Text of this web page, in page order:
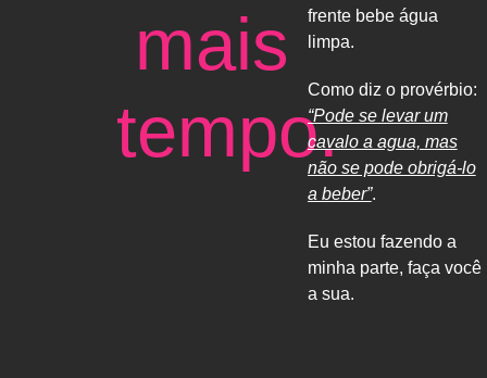
mais
tempo.
frente bebe água
limpa.
Como diz o provérbio:
“Pode se levar um
cavalo a agua, mas
não se pode obrigá-lo
a beber”.
Eu estou fazendo a
minha parte, faça você
a sua.